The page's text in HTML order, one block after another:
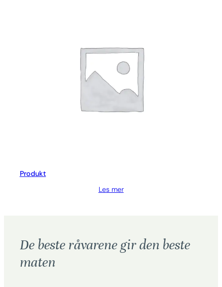
Produkt
Les mer
De beste råvarene gir den beste
maten